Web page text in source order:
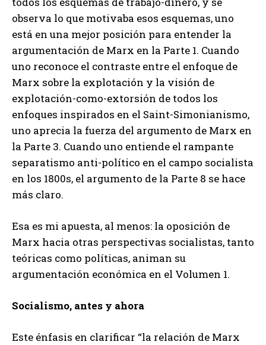
observa lo que motivaba esos esquemas, uno
está en una mejor posición para entender la
argumentación de Marx en la Parte 1. Cuando
uno reconoce el contraste entre el enfoque de
Marx sobre la explotación y la visión de
explotación-como-extorsión de todos los
enfoques inspirados en el Saint-Simonianismo,
uno aprecia la fuerza del argumento de Marx en
la Parte 3. Cuando uno entiende el rampante
separatismo anti-político en el campo socialista
en los 1800s, el argumento de la Parte 8 se hace
más claro.
Esa es mi apuesta, al menos: la oposición de
Marx hacia otras perspectivas socialistas, tanto
teóricas como políticas, animan su
argumentación económica en el Volumen 1.
Socialismo, antes y ahora
Este énfasis en clarificar “la relación de Marx